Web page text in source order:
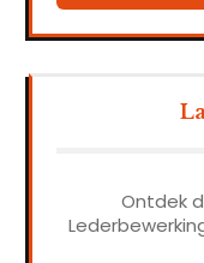
Ontdek